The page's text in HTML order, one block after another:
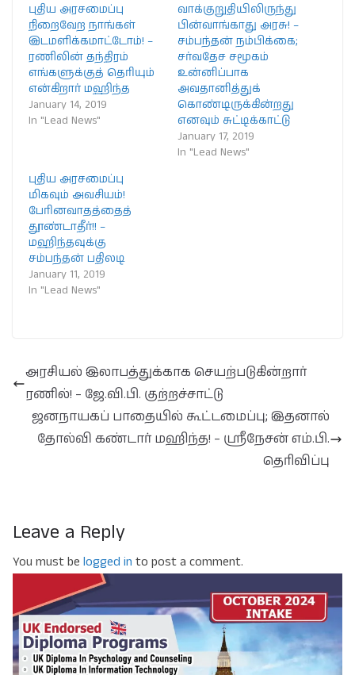
புதிய அரசமைப்பு
நிறைவேற நாங்கள்
இடமளிக்கமாட்டோம்! –
ரணிலின் தந்திரம்
எங்களுக்குத் தெரியும்
என்கிறார் மஹிந்த
January 14, 2019
In "Lead News"
வாக்குறுதியிலிருந்து
பின்வாங்காது அரசு! –
சம்பந்தன் நம்பிக்கை;
சர்வதேச சமூகம்
உன்னிப்பாக
அவதானித்துக்
கொண்டிருக்கின்றது
எனவும் சுட்டிக்காட்டு
January 17, 2019
In "Lead News"
புதிய அரசமைப்பு
மிகவும் அவசியம்!
பேரினவாதத்தைத்
தூண்டாதீர்!! –
மஹிந்தவுக்கு
சம்பந்தன் பதிலடி
January 11, 2019
In "Lead News"
அரசியல் இலாபத்துக்காக செயற்படுகின்றார்
ரணில்! – ஜே.வி.பி. குற்றச்சாட்டு
ஜனநாயகப் பாதையில் கூட்டமைப்பு; இதனால்
தோல்வி கண்டார் மஹிந்த! – ஸ்ரீநேசன் எம்.பி.
தெரிவிப்பு
Leave a Reply
You must be logged in to post a comment.